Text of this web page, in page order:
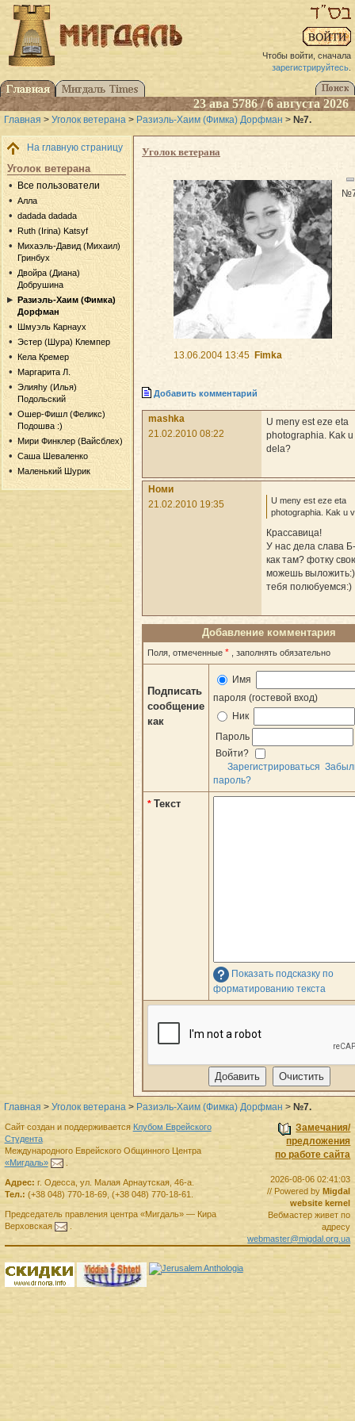
Чтобы войти, сначала
зарегистрируйтесь.
23 ава 5786 / 6 августа 2026
Главная > Уголок ветерана > Разиэль-Хаим (Фимка) Дорфман > №7.
На главную страницу
Уголок ветерана
Все пользователи
Алла
dadada dadada
Ruth (Irina) Katsyf
Михаэль-Давид (Михаил)
Гринбух
Двойра (Диана)
Добрушина
Разиэль-Хаим (Фимка)
Дорфман
Шмуэль Карнаух
Эстер (Шура) Клемпер
Кела Кремер
Маргарита Л.
Элияhу (Илья)
Подольский
Ошер-Фишл (Феликс)
Подошва :)
Мири Финклер (Вайсблех)
Саша Шеваленко
Маленький Шурик
Уголок ветерана
13.06.2004 13:45 Fimka
Добавить комментарий
mashka
21.02.2010 08:22
U meny est eze eta
photographia. Kak u
dela?
Номи
21.02.2010 19:35
U meny est eze eta
photographia. Kak u
Крассавица!
У нас дела слава
как там? фотку
можешь
тебя полюбуемся:)
Добавление комментария
Поля, отмеченные * , заполнять обязательно
Подписать
сообщение
как
Имя
пароля (гостевой вход)
Ник
Пароль
Войти?
Зарегистрироваться
пароль?
* Текст
Показать подсказку по
форматированию текста
Главная > Уголок ветерана > Разиэль-Хаим (Фимка) Дорфман > №7.
Замечания/
предложения
по работе сайта
2026-08-06 02:41:03
// Powered byMigdal
website kernel
Вебмастер живет по
адресу
webmaster@migdal.org.ua
Сайт создан и поддерживается Клубом Еврейского
Студента
Международного Еврейского Общинного Центра
«Мигдаль»
.
Адрес: г. Одесса, ул. Малая Арнаутская, 46-а.
Тел.: (+38 048) 770-18-69, (+38 048) 770-18-61
Председатель правленияцентра «Мигдаль»— Кира
Верховская
.